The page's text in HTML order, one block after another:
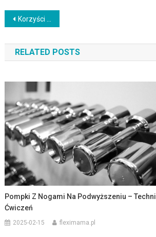
Nawigacja
wpisu
Korzyści z medytacji: zdrowie psychiczne i fizyczne w praktyce
RELATED POSTS
Pompki Z Nogami Na Podwyższeniu –
Ćwiczeń
2025-02-15 fleximama.pl